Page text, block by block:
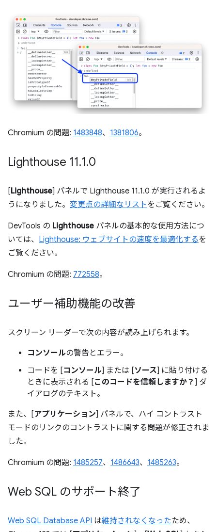
Chromium の問題: 1483848、 1381806。
Lighthouse 11.1.0
[Lighthouse] パネルで Lighthouse 11.1.0 が実行されるよ
うになりました。 変更点の詳細なリストをご覧ください。
DevTools の Lighthouse パネルの基本的な使用方法につ
いては、 Lighthouse: ウェブサイトの速度を最適化するを
ご覧ください。
Chromium の問題: 772558。
ユーザー補助機能の改善
スクリーン リーダーで次の内容が読み上げられます。
コンソールの警告とエラー。
コードを [コンソール] または [ソース] に貼り付ける
ときに表示される [このコードを信頼しますか？ ] ダ
イアログのテキスト。
また、[アプリケーション] パネルで、ハイ コントラスト
モードのリンクのコントラストに関する問題が修正されま
した。
Chromium の問題: 1485257、 1486643、 1485263。
Web SQL のサポート終了
Web SQL Database API は維持されなくなったため、